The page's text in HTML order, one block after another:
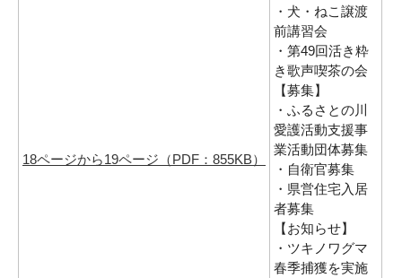
18ページから19ページ（PDF：855KB）
・犬・ねこ譲渡
前講習会
・第49回活き粋
き歌声喫茶の会
【募集】
・ふるさとの川
愛護活動支援事
業活動団体募集
・自衛官募集
・県営住宅入居
者募集
【お知らせ】
・ツキノワグマ
春季捕獲を実施